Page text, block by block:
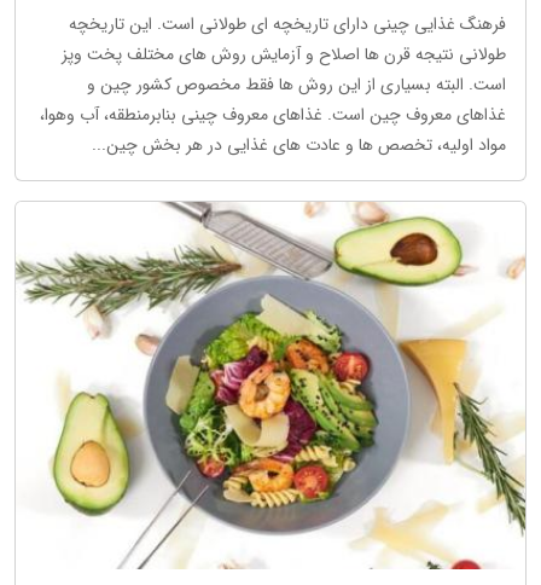
فرهنگ غذایی چینی دارای تاریخچه ای طولانی است. این تاریخچه
طولانی نتیجه قرن ها اصلاح و آزمایش روش های مختلف پخت وپز
است. البته بسیاری از این روش ها فقط مخصوص کشور چین و
غذاهای معروف چین است. غذاهای معروف چینی بنابرمنطقه، آب وهوا،
مواد اولیه، تخصص ها و عادت های غذایی در هر بخش چین...